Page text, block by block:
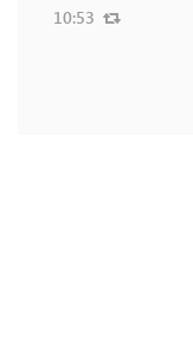
10:53